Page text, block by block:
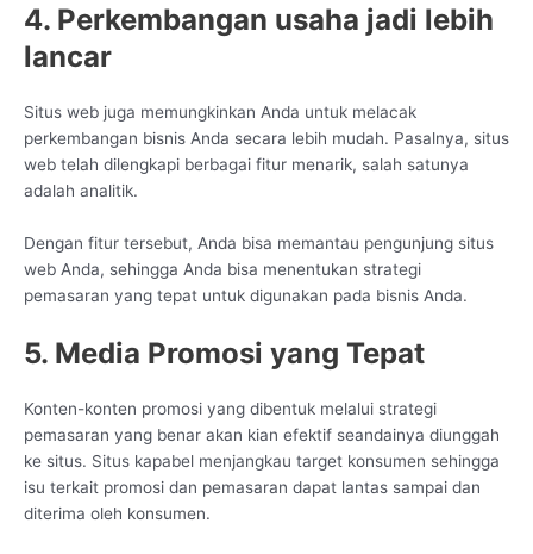
4. Perkembangan usaha jadi lebih
lancar
Situs web juga memungkinkan Anda untuk melacak
perkembangan bisnis Anda secara lebih mudah. Pasalnya, situs
web telah dilengkapi berbagai fitur menarik, salah satunya
adalah analitik.
Dengan fitur tersebut, Anda bisa memantau pengunjung situs
web Anda, sehingga Anda bisa menentukan strategi
pemasaran yang tepat untuk digunakan pada bisnis Anda.
5. Media Promosi yang Tepat
Konten-konten promosi yang dibentuk melalui strategi
pemasaran yang benar akan kian efektif seandainya diunggah
ke situs. Situs kapabel menjangkau target konsumen sehingga
isu terkait promosi dan pemasaran dapat lantas sampai dan
diterima oleh konsumen.